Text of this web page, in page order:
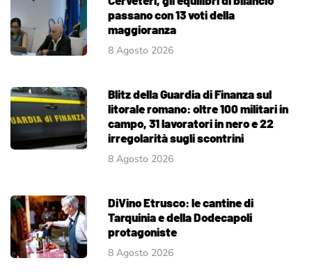
passano con 13 voti della
maggioranza
8 Agosto 2026
Blitz della Guardia di Finanza sul
litorale romano: oltre 100 militari in
campo, 31 lavoratori in nero e 22
irregolarità sugli scontrini
8 Agosto 2026
DiVino Etrusco: le cantine di
Tarquinia e della Dodecapoli
protagoniste
8 Agosto 2026